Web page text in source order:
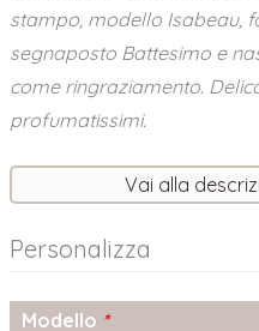
stampo, modello Isabeau,
segnaposto Battesimo e
come ringraziamento.
profumatissimi.
Vai alla
Personalizza
Modello *